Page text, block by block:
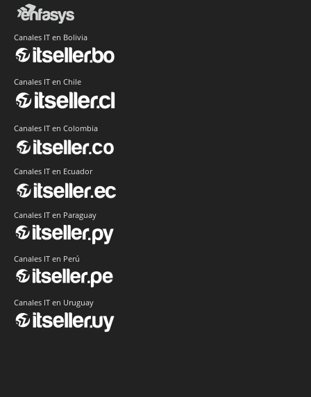
Canales IT en Bolivia
Canales IT en Chile
Canales IT en Colombia
Canales IT en Ecuador
Canales IT en Paraguay
Canales IT en Perú
Canales IT en Uruguay